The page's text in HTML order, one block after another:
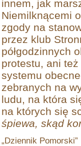
innem, jak
Niemilknącemi
zgody na
przez klub
półgodzinnych
protestu, ani
systemu
zebranych na
ludu, na która
na których się
śpiewa, skąd
„Dziennik